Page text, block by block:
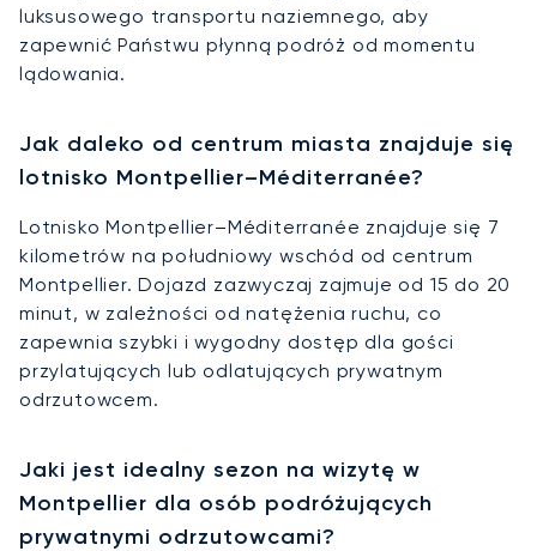
luksusowego transportu naziemnego, aby
zapewnić Państwu płynną podróż od momentu
lądowania.
Jak daleko od centrum miasta znajduje się
lotnisko Montpellier–Méditerranée?
Lotnisko Montpellier–Méditerranée znajduje się 7
kilometrów na południowy wschód od centrum
Montpellier. Dojazd zazwyczaj zajmuje od 15 do 20
minut, w zależności od natężenia ruchu, co
zapewnia szybki i wygodny dostęp dla gości
przylatujących lub odlatujących prywatnym
odrzutowcem.
Jaki jest idealny sezon na wizytę w
Montpellier dla osób podróżujących
prywatnymi odrzutowcami?